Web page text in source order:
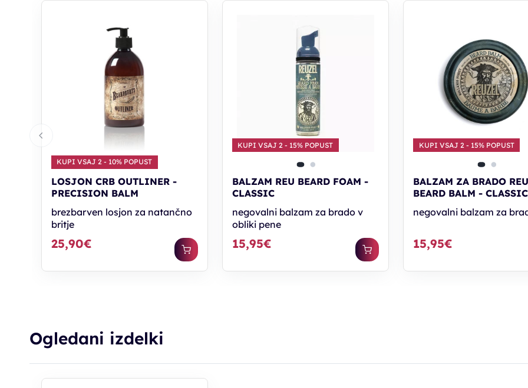
KUPI VSAJ 2 - 10% POPUST
LOSJON CRB OUTLINER -
PRECISION BALM
brezbarven losjon za natančno
britje
25,90€
KUPI VSAJ 2 - 15% POPUST
BALZAM REU BEARD FOAM -
CLASSIC
negovalni balzam za brado v
obliki pene
15,95€
KUPI VSAJ 2 - 15% POPUST
BALZAM ZA BRADO REU
BEARD BALM - CLASSIC
negovalni balzam za
15,95€
Ogledani izdelki